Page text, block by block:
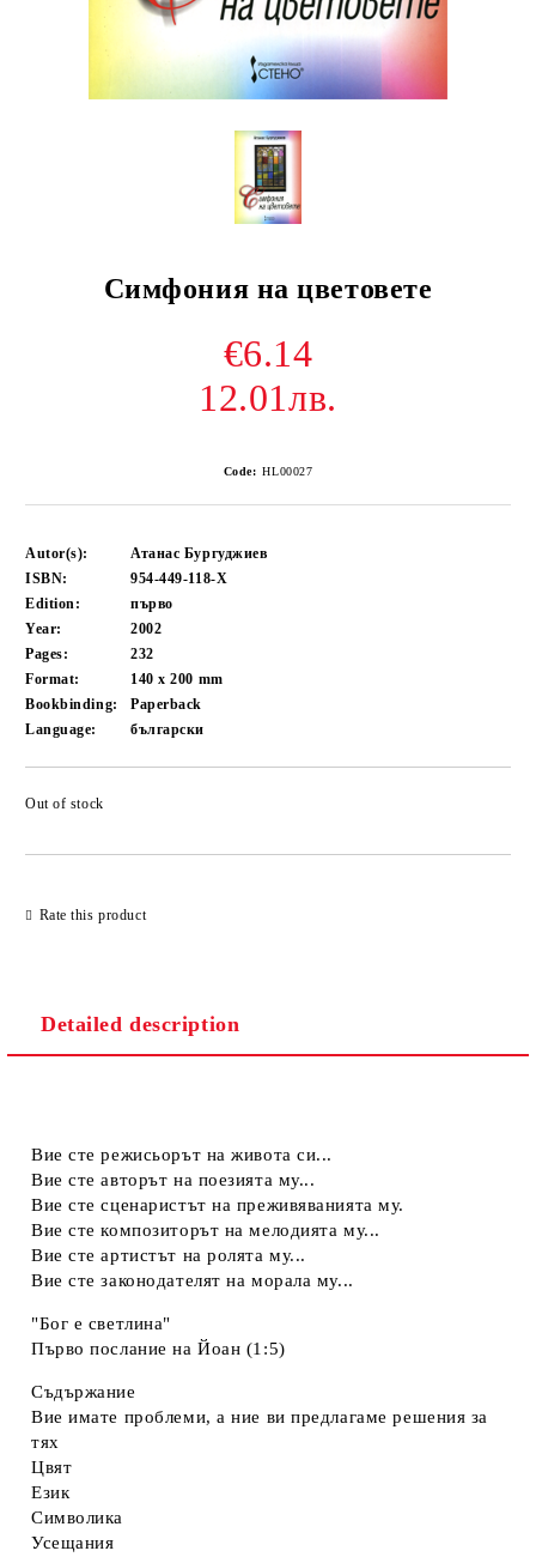
Симфония на цветовете
€6.14
12.01лв.
Code: HL00027
Autor(s):
Атанас Бургуджиев
ISBN:
954-449-118-X
Edition:
първо
Year:
2002
Pages:
232
Format:
140 x 200 mm
Bookbinding:
Paperback
Language:
български
Out of stock
Rate this product
Detailed description
Вие сте режисьорът на живота си...
Вие сте авторът на поезията му...
Вие сте сценаристът на преживяванията му.
Вие сте композиторът на мелодията му...
Вие сте артистът на ролята му...
Вие сте законодателят на морала му...
"Бог е светлина"
Първо послание на Йоан (1:5)
Съдържание
Вие имате проблеми, а ние ви предлагаме решения за
тях
Цвят
Език
Символика
Усещания